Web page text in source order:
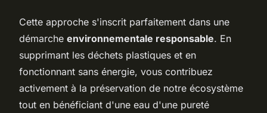
Cette approche s'inscrit parfaitement dans une
démarche environnementale responsable. En
supprimant les déchets plastiques et en
fonctionnant sans énergie, vous contribuez
activement à la préservation de notre écosystème
tout en bénéficiant d'une eau d'une pureté